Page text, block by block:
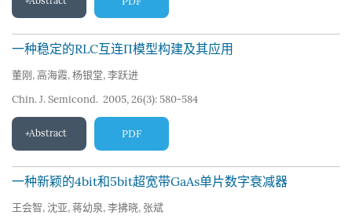
一种稳定的RLC互连Π模型构建及其应用
董刚 , 高海霞, 杨银堂, 李跃进
Chin. J. Semicond. 2005, 26(3): 580-584
Abstract PDF
一种新颖的4bit和5bit超宽带GaAs单片数字衰减器
王会智, 沈亚, 蒋幼泉, 李拂晓, 张斌